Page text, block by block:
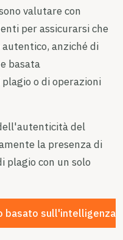
valutare con
per assicurarsi che
anziché di
basata
o di operazioni
del
la presenza di
plagio con un solo
basato sull'intelligenza